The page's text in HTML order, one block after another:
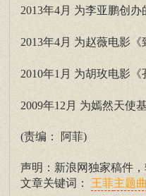
2013年4月 为李亚鹏创
2013年4月 为赵薇电影
2010年1月 为胡玫电影《
2009年12月 为嫣然天使
(责编： 阿菲)
声明：新浪网独家稿件，
文章关键词： 王菲主题曲